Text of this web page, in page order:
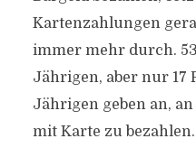
Kartenzahlungen
immer mehr durch.
Jährigen, aber nur 17
Jährigen geben an,
mit Karte zu bezahlen.